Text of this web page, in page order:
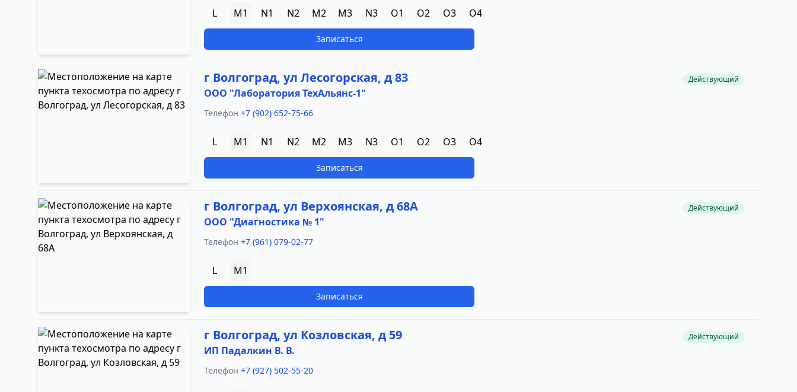
L M1 N1 N2 M2 M3 N3 O1 O2 O3 O4
Записаться
г Волгоград, ул Лесогорская, д 83
ООО "Лаборатория ТехАльянс-1"
Действующий
Телефон +7 (902) 652-75-66
L M1 N1 N2 M2 M3 N3 O1 O2 O3 O4
Записаться
г Волгоград, ул Верхоянская, д 68А
ООО "Диагностика № 1"
Действующий
Телефон +7 (961) 079-02-77
L M1
Записаться
г Волгоград, ул Козловская, д 59
ИП Падалкин В. В.
Действующий
Телефон +7 (927) 502-55-20